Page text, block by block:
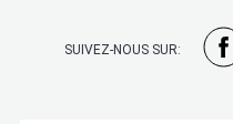
SUIVEZ-NOUS SUR: